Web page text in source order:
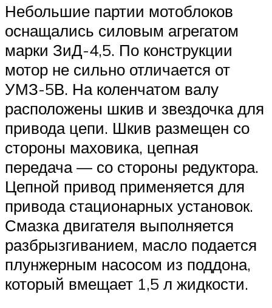
Небольшие партии мотоблоков
оснащались силовым агрегатом
марки ЗиД-4,5. По конструкции
мотор не сильно отличается от
УМЗ-5В. На коленчатом валу
расположены шкив и звездочка для
привода цепи. Шкив размещен со
стороны маховика, цепная
передача — со стороны редуктора.
Цепной привод применяется для
привода стационарных установок.
Смазка двигателя выполняется
разбрызгиванием, масло подается
плунжерным насосом из поддона,
который вмещает 1,5 л жидкости.